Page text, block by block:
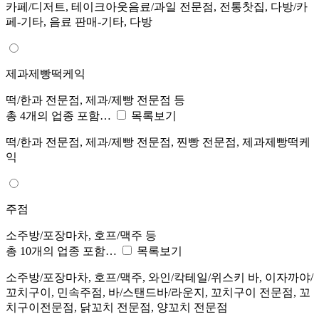
카페/디저트, 테이크아웃음료/과일 전문점, 전통찻집, 다방/카
페-기타, 음료 판매-기타, 다방
제과제빵떡케익
떡/한과 전문점, 제과/제빵 전문점 등
총 4개의 업종 포함…
목록보기
떡/한과 전문점, 제과/제빵 전문점, 찐빵 전문점, 제과제빵떡케
익
주점
소주방/포장마차, 호프/맥주 등
총 10개의 업종 포함…
목록보기
소주방/포장마차, 호프/맥주, 와인/칵테일/위스키 바, 이자까야/
꼬치구이, 민속주점, 바/스탠드바/라운지, 꼬치구이 전문점, 꼬
치구이전문점, 닭꼬치 전문점, 양꼬치 전문점